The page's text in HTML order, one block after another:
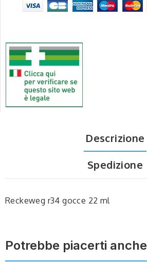
Descrizione
Spedizione
Reckeweg r34 gocce 22 ml
Potrebbe piacerti anche